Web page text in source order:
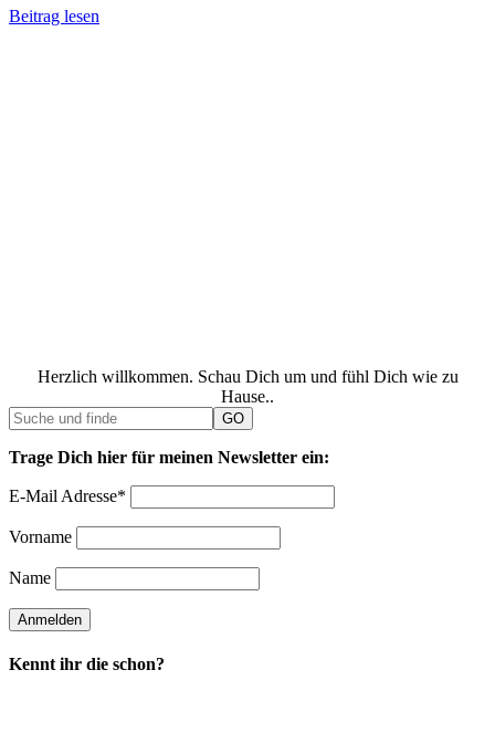
Beitrag lesen
Herzlich willkommen. Schau Dich um und fühl Dich wie zu
Hause..
Trage Dich hier für meinen Newsletter ein:
E-Mail Adresse*
Vorname
Name
Kennt ihr die schon?